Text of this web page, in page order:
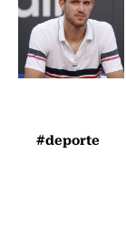
#deporte